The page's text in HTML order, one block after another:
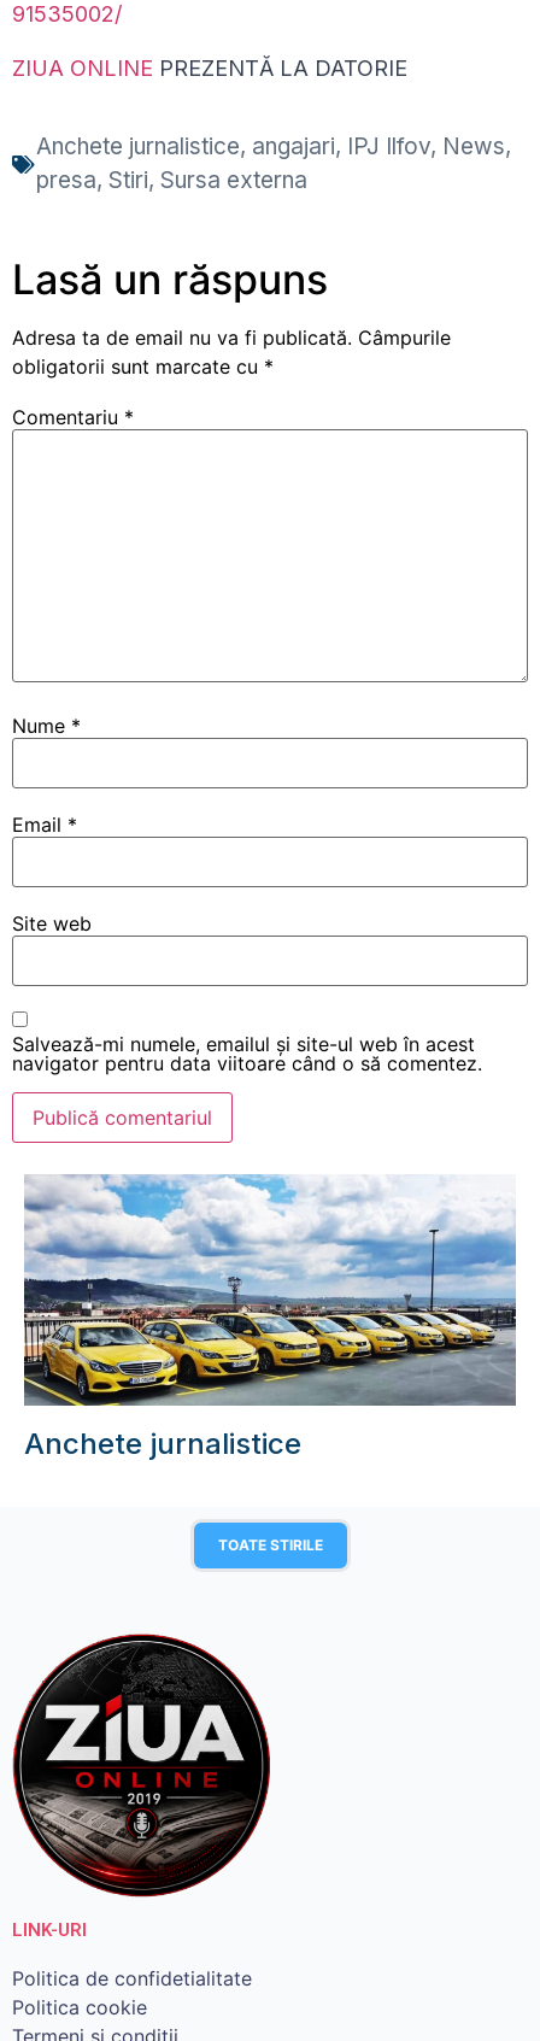
91535002/
ZIUA ONLINE PREZENTĂ LA DATORIE
Anchete jurnalistice, angajari, IPJ Ilfov, News,
presa, Stiri, Sursa externa
Lasă un răspuns
Adresa ta de email nu va fi publicată. Câmpurile
obligatorii sunt marcate cu *
Comentariu *
Nume *
Email *
Site web
Salvează-mi numele, emailul și site-ul web în acest
navigator pentru data viitoare când o să comentez.
Anchete jurnalistice
TOATE STIRILE
LINK-URI
Politica de confidetialitate
Politica cookie
Termeni si conditii